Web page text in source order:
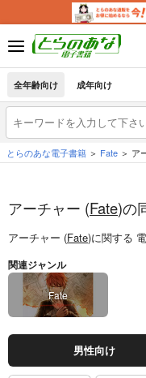
全年齢向け 成年向け
とらのあな電子書籍 Fate ア
アーチャー (Fate)の
アーチャー (Fate)に関する
関連ジャンル
Fate
男性向け